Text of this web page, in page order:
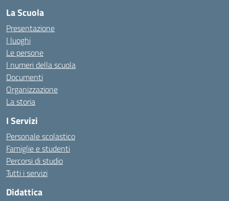
La Scuola
Presentazione
I luoghi
Le persone
I numeri della scuola
Documenti
Organizzazione
La storia
I Servizi
Personale scolastico
Famiglie e studenti
Percorsi di studio
Tutti i servizi
Didattica